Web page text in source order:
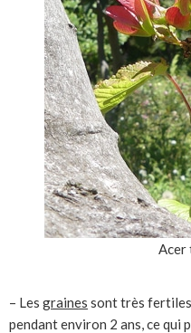
Acer
– Les graines sont très fertiles
pendant environ 2 ans, ce qui